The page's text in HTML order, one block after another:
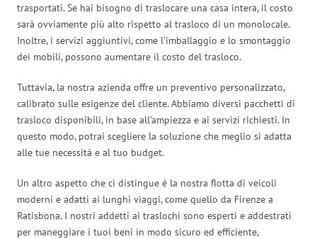
trasportati. Se hai bisogno di traslocare una casa intera, il costo
sarà ovviamente più alto rispetto al trasloco di un monolocale.
Inoltre, i servizi aggiuntivi, come l’imballaggio e lo smontaggio
dei mobili, possono aumentare il costo del trasloco.
Tuttavia, la nostra azienda offre un preventivo personalizzato,
calibrato sulle esigenze del cliente. Abbiamo diversi pacchetti di
trasloco disponibili, in base all’ampiezza e ai servizi richiesti. In
questo modo, potrai scegliere la soluzione che meglio si adatta
alle tue necessità e al tuo budget.
Un altro aspetto che ci distingue è la nostra flotta di veicoli
moderni e adatti ai lunghi viaggi, come quello da Firenze a
Ratisbona. I nostri addetti ai traslochi sono esperti e addestrati
per maneggiare i tuoi beni in modo sicuro ed efficiente,